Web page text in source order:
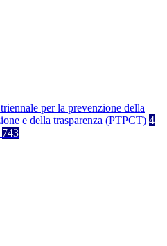
per la prevenzione della
e della trasparenza (PTPCT) 4
743